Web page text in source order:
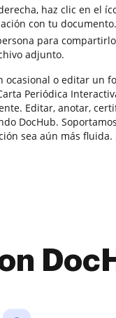
haz clic en el
con tu documento.
para
adjunto.
ocasional o editar un
Periódica
Editar, anotar,
DocHub.
sea aún más